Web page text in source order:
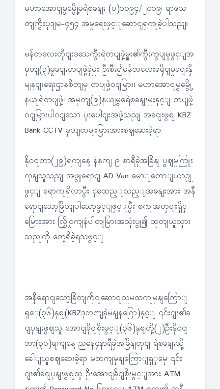
မဟာအောငျမွမွေို့မရဲစခနျး (ပ)၁၀၉၄/၂၀၁၉၊ ရာဇသ
တျကွီးပုဒျမ-၄၅၄ အမှုရေးဖှင့ျဆောငျရှကျခဲ့ပါသညျ။
မန်တလေးတိုငျးဒသေကွီးရဲတပျဖှဲ့မှူး၏ကွီးကွပျမှုဖွင့ျအ
မှတျ(၃)မှုခငျးတပျဖှဲ့ခှဲမှူး ဦးစီး၍မန်တလေးခရိုငျမှုခငျးနှိ
မျနငျးရေးဌာနစိတျမှ တပျဖှဲ့ဝငျမြား၊ မဟာအောငျမွမွေို့
နယျရဲတပျဖှဲ့၊ အမှတျ(၉)နယျမွရေဲစခနျးမှူးနှင့ျ တပျဖှဲ့
ဝငျမြားပါဝငျသော ပူးပေါငျးအဖှဲ့သညျ အခငျးဖွဈ KBZ
Bank CCTV မှတျတမျးမြားအားစဈဆေးခဲ့ရာ
နိုဝငျဘာ(၂၉)ရကျနေ့ နံနကျ ၉ နာရီခှဲအခြိနျ ပွဈမှုကြူး
လှနျသူသညျ အဖွူရောငျ AD Van မောျတောျယာဉျ
ဖွင့ျ ရောကျရှိလာပွီး ငှထေည့ျသည့ျအခနျးအား အနီ
ရောငျသော့ခြိတျပါသော့ဖွင့ျဖှင့ျပွီး စကျအတှငျးရှိငှ
မြေားအား လြှို့ဝှကျနံပါတျမြားအသုံးပွု၍ ထုတျယူသှား
သညျကို တှေ့ရှိခဲ့ရသဖွင့ျ
အနီရောငျသော့ခြိတျကိုငျဆောငျသူမထကျမှနျကြောျ
ရှှေ(၃၆)နှဈ(KBZဒုဘဏျခှဲမနျနဂြော)နှင့ျ ၎င်းငျး၏ခ
ငျပှနျးဖွဈသူ အောငျခိုငျစိုးမွင့ျ(၃၆)နှဈတို့(၂)ဦးနိုဝငျ
ဘာ(၃၀)ရကျနေ့ ညနေ၄နာရီခှဲအခြိနျတှငျ ရဲစခနျးသို့
ခေါျယူစဈဆေးခဲ့ရာ မထကျမှနျကြောျရှှမှေ ၎င်း
ငျး၏ခငျပှနျးဖွဈသူ ဦးအောငျခိုငျစိုးမွင့ျအား ATM